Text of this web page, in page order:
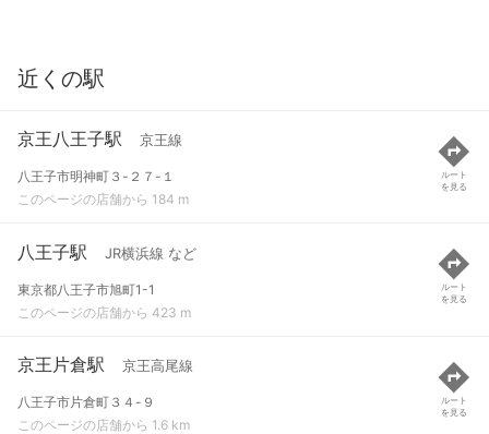
近くの駅
京王八王子駅 京王線
八王子市明神町３-２７-１
このページの店舗から 184 m
ルート
を見る
八王子駅 JR横浜線 など
東京都八王子市旭町1-1
このページの店舗から 423 m
ルート
を見る
京王片倉駅 京王高尾線
八王子市片倉町３４-９
このページの店舗から 1.6 km
ルート
を見る